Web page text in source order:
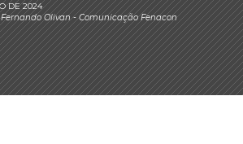
DE 2024
Fernando Olivan- Comunicação Fenacon